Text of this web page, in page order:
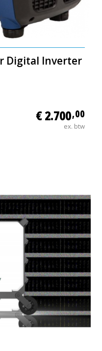
Digital Inverter
€ 2.700,00
ex. btw